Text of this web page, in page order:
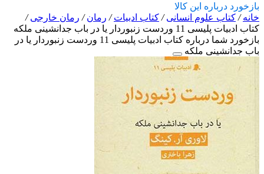
بازخورد درباره این کالا
خانه/ کتاب علوم انسانی/ کتاب ادبیات/ رمان/ رمان خارجی/
کتاب ادبیات پلیسی 11 وردست زنبوردار یا در باب جدانشینی ملکه
بازخورد شما درباره کتاب ادبیات پلیسی 11 وردست زنبوردار یا در
باب جدانشینی ملکه